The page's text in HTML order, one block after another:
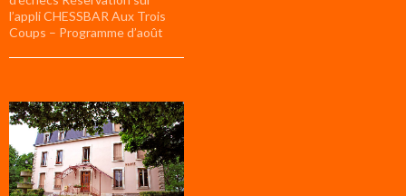
l’appli CHESSBAR Aux Trois
Coups – Programme d’août